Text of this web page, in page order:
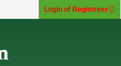
Login of Registreer